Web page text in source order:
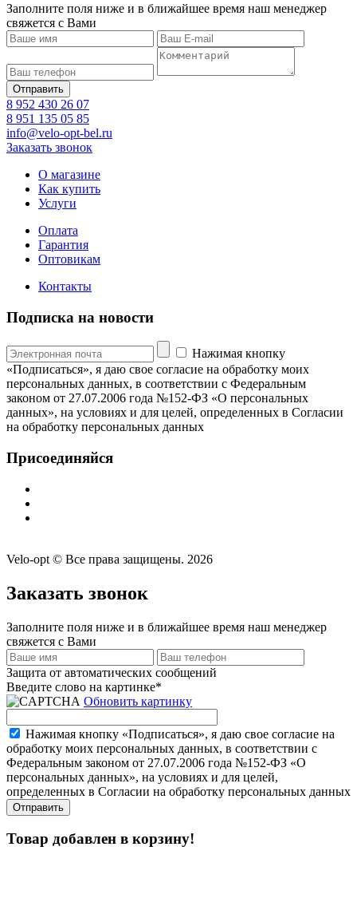
Заполните поля ниже и в ближайшее время наш менеджер
свяжется с Вами
8 952 430 26 07
8 951 135 05 85
info@velo-opt-bel.ru
Заказать звонок
О магазине
Как купить
Услуги
Оплата
Гарантия
Оптовикам
Контакты
Подписка на новости
Нажимая кнопку
«Подписаться», я даю свое согласие на обработку моих
персональных данных, в соответствии с Федеральным
законом от 27.07.2006 года №152-ФЗ «О персональных
данных», на условиях и для целей, определенных в Согласии
на обработку персональных данных
Присоединяйся
Velo-opt © Все права защищены. 2026
Заказать звонок
Заполните поля ниже и в ближайшее время наш менеджер
свяжется с Вами
Защита от автоматических сообщений
Введите слово на картинке*
Обновить картинку
Нажимая кнопку «Подписаться», я даю свое согласие на
обработку моих персональных данных, в соответствии с
Федеральным законом от 27.07.2006 года №152-ФЗ «О
персональных данных», на условиях и для целей,
определенных в Согласии на обработку персональных данных
Товар добавлен в корзину!